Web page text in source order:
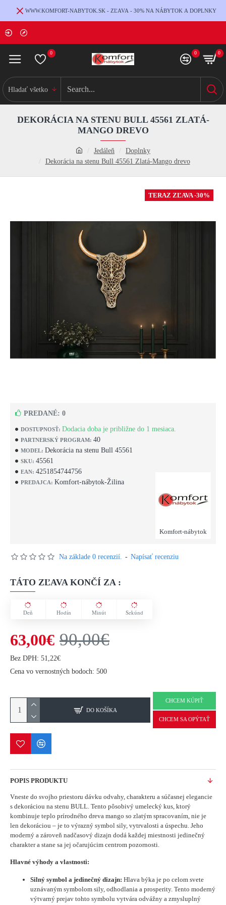
WWW.KOMFORT-NABYTOK.SK - ZĽAVA - 30% NA NÁBYTOK A DOPLNKY
0 0 0
Hladať všetko
Jedáleň
Doplnky
Dekorácia na stenu Bull 45561 Zlatá-Mango drevo
DEKORÁCIA NA STENU BULL 45561 ZLATÁ-
MANGO DREVO
TERAZ ZĽAVA -30%
DOSTUPNOSŤ: Dodacia doba je približne do 1 mesiaca.
PARTNERSKÝ PROGRAM: 40
MODEL: Dekorácia na stenu Bull 45561
SKU: 45561
EAN: 4251854744756
PREDAJCA: Komfort-nábytok-Žilina
Komfort-nábytok
PREDANÉ: 0
Na základe 0 recenzií. - Napísať recenziu
TÁTO ZĽAVA KONČÍ ZA :
Deň Hodín Minút Sekúnd
63,00€ 90,00€
Bez DPH: 51,22€
Cena vo vernostných bodoch: 500
DO KOŠÍKA
CHCEM KÚPIŤ
CHCEM SA OPÝTAŤ
POPIS PRODUKTU
Vneste do svojho priestoru dávku odvahy, charakteru a súčasnej elegancie
s dekoráciou na stenu BULL. Tento pôsobivý umelecký kus, ktorý
kombinuje teplo prírodného dreva mango so zlatým spracovaním, nie je
len dekoráciou – je to výrazný symbol sily, vytrvalosti a úspechu. Jeho
moderný a zároveň nadčasový dizajn dodá každej miestnosti jedinečný
charakter a stane sa jej očarujúcim centrom pozornosti.
Hlavné výhody a vlastnosti:
Silný symbol a jedinečný dizajn: Hlava býka je po celom svete
uznávaným symbolom sily, odhodlania a prosperity. Tento moderný
výtvarný prejav tohto symbolu vytvára odvážny a zmysluplný